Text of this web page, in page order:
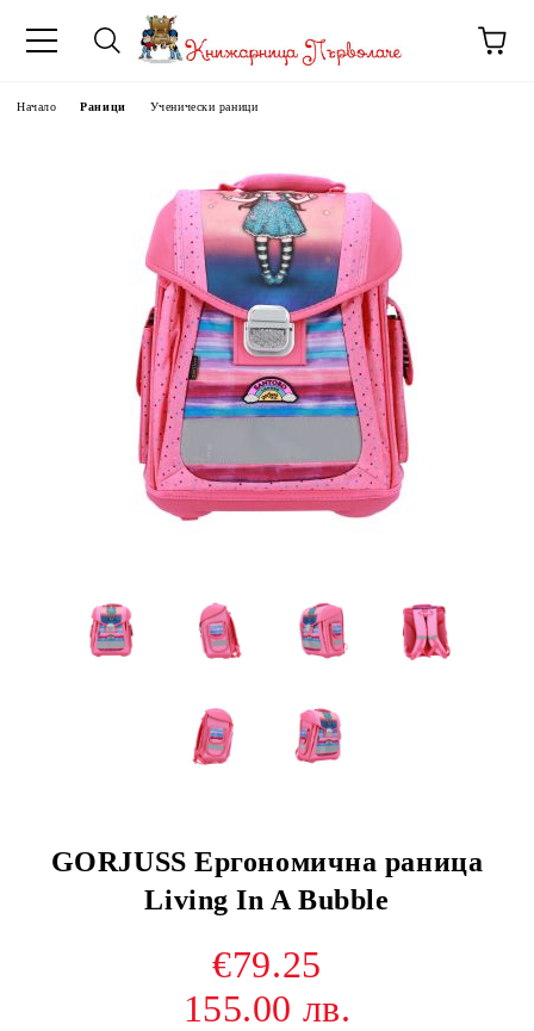
Начало Раници Ученически раници
GORJUSS Ергономична раница
Living In A Bubble
€79.25
155.00 лв.